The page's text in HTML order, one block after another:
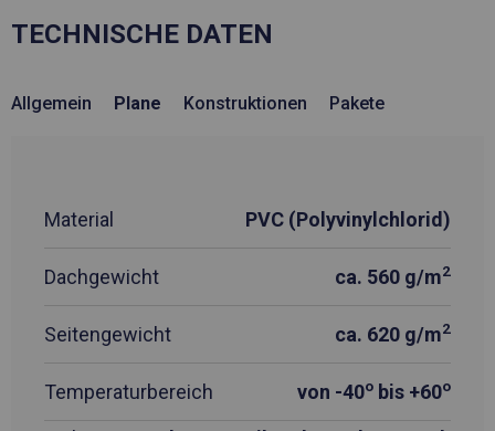
TECHNISCHE DATEN
Allgemein Plane Konstruktionen Pakete
Material PVC (Polyvinylchlorid)
Dachgewicht ca. 560 g/m2
Seitengewicht ca. 620 g/m2
Temperaturbereich von -40o bis +60o